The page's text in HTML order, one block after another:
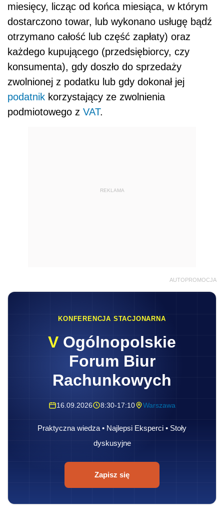
miesięcy, licząc od końca miesiąca, w którym
dostarczono towar, lub wykonano usługę bądź
otrzymano całość lub część zapłaty) oraz
każdego kupującego (przedsiębiorcy, czy
konsumenta), gdy doszło do sprzedaży
zwolnionej z podatku lub gdy dokonał jej
podatnik korzystający ze zwolnienia
podmiotowego z VAT.
REKLAMA
AUTOPROMOCJA
KONFERENCJA STACJONARNA
V Ogólnopolskie
Forum Biur
Rachunkowych
16.09.2026 8:30-17:10 Warszawa
Praktyczna wiedza • Najlepsi Eksperci • Stoły
dyskusyjne
Zapisz się